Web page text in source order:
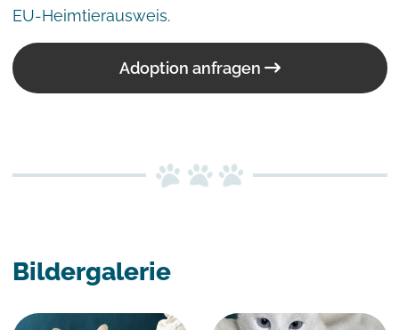
EU-Heimtierausweis.
Adoption anfragen
Bildergalerie